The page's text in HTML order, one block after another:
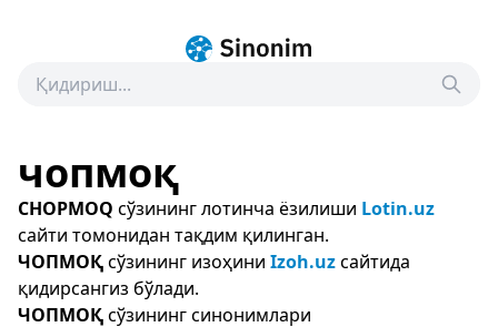
чопмоқ
CHOPMOQ сўзининг лотинча ёзилиши Lotin.uz
сайти томонидан тақдим қилинган.
ЧОПМОҚсўзининг изоҳини Izoh.uzсайтида
қидирсангиз бўлади.
ЧОПМОҚсўзининг синонимлари